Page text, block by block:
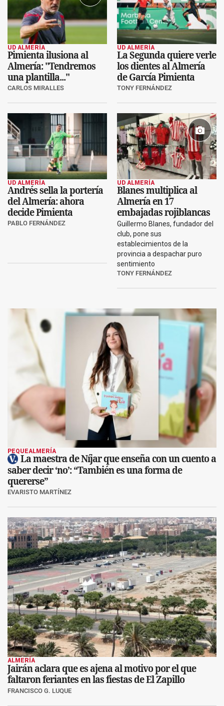
UD ALMERÍA
Pimienta ilusiona al
Almería: "Tendremos
una plantilla..."
CARLOS MIRALLES
UD ALMERÍA
La Segunda quiere verle
los dientes al Almería
de García Pimienta
TONY FERNÁNDEZ
UD ALMERÍA
Andrés sella la portería
del Almería: ahora
decide Pimienta
PABLO FERNÁNDEZ
UD ALMERÍA
Blanes multiplica al
Almería en 17
embajadas rojiblancas
TONY FERNÁNDEZ
Guillermo Blanes, fundador del
club, pone sus
establecimientos de la
provincia a despachar puro
sentimiento
PEQUEALMERÍA
La maestra de Níjar que enseña con un cuento a
saber decir ‘no’: “También es una forma de
quererse”
EVARISTO MARTÍNEZ
ALMERÍA
Jairán aclara que es ajena al motivo por el que
faltaron feriantes en las fiestas de El Zapillo
FRANCISCO G. LUQUE